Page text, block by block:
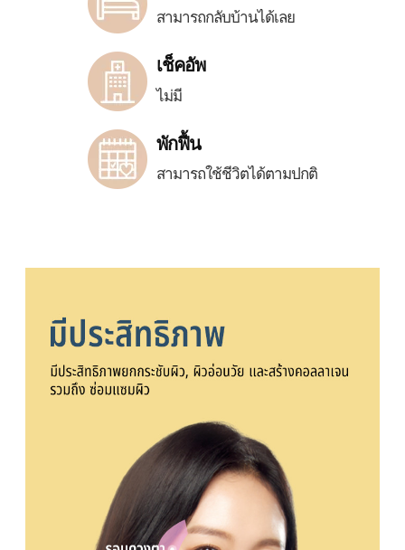
สามารถกลับบ้านได้เลย
เช็คอัพ
ไม่มี
พักฟื้น
สามารถใช้ชีวิตได้ตามปกติ